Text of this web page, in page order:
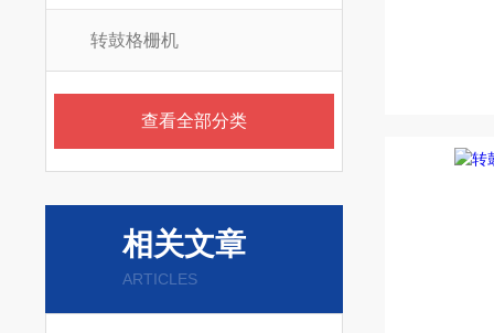
转鼓格栅机
查看全部分类
相关文章
ARTICLES